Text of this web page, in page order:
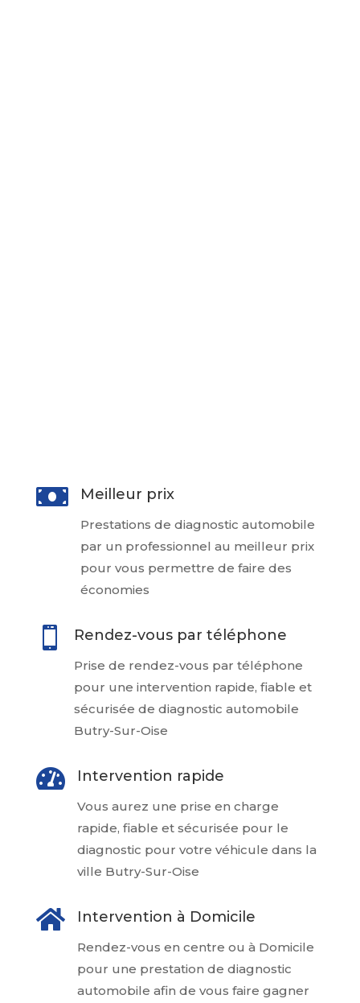
 Meilleur prix
Prestations de diagnostic automobile
par un professionnel au meilleur prix
pour vous permettre de faire des
économies
 Rendez-vous par téléphone
Prise de rendez-vous par téléphone
pour une intervention rapide, fiable et
sécurisée de diagnostic automobile
Butry-Sur-Oise
 Intervention rapide
Vous aurez une prise en charge
rapide, fiable et sécurisée pour le
diagnostic pour votre véhicule dans la
ville Butry-Sur-Oise
 Intervention à Domicile
Rendez-vous en centre ou à Domicile
pour une prestation de diagnostic
automobile afin de vous faire gagner